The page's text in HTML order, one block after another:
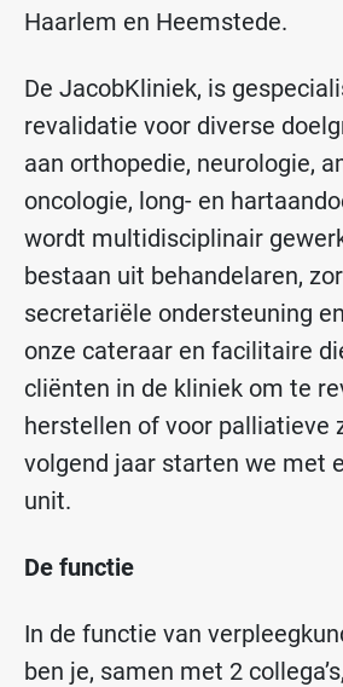
Haarlem en Heemstede.
De JacobKliniek, is
revalidatie voor diverse
aan orthopedie, neurologie,
oncologie, long- en
wordt multidisciplinair
bestaan uit behandelaren,
secretariële ondersteuning
onze cateraar en facilitaire
cliënten in de kliniek om te
herstellen of voor palliatieve
volgend jaar starten we met
unit.
De functie
In de functie van
ben je, samen met 2 collega’s,